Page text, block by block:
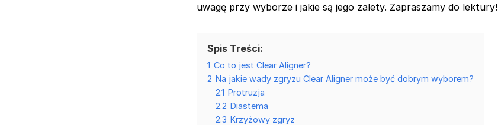
uwagę przy wyborze i jakie są jego zalety. Zapraszamy do lektury!
Spis Treści:
1 Co to jest Clear Aligner?
2 Na jakie wady zgryzu Clear Aligner może być dobrym wyborem?
2.1 Protruzja
2.2 Diastema
2.3 Krzyżowy zgryz